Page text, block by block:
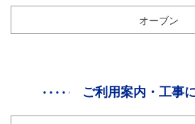
オーブン
ご利用案内・工事